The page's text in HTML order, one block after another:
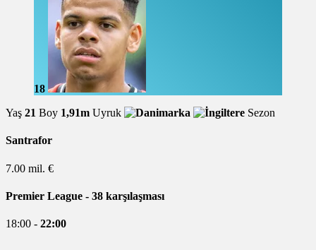
18
Yaş 21 Boy 1,91m Uyruk Sezon
Santrafor
7.00 mil. €
Premier League - 38 karşılaşması
18:00 - 22:00